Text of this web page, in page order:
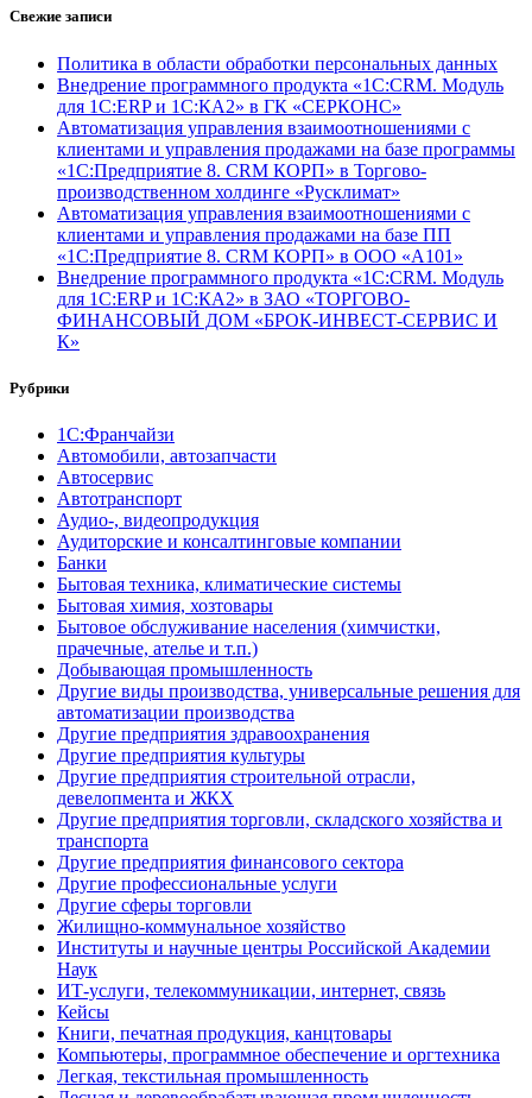
Свежие записи
Политика в области обработки персональных данных
Внедрение программного продукта «1С:CRM. Модуль
для 1С:ERP и 1С:КА2» в ГК «СЕРКОНС»
Автоматизация управления взаимоотношениями с
клиентами и управления продажами на базе программы
«1С:Предприятие 8. CRM КОРП» в Торгово-
производственном холдинге «Русклимат»
Автоматизация управления взаимоотношениями с
клиентами и управления продажами на базе ПП
«1С:Предприятие 8. CRM КОРП» в ООО «А101»
Внедрение программного продукта «1С:CRM. Модуль
для 1С:ERP и 1С:КА2» в ЗАО «ТОРГОВО-
ФИНАНСОВЫЙ ДОМ «БРОК-ИНВЕСТ-СЕРВИС И
К»
Рубрики
1С:Франчайзи
Автомобили, автозапчасти
Автосервис
Автотранспорт
Аудио-, видеопродукция
Аудиторские и консалтинговые компании
Банки
Бытовая техника, климатические системы
Бытовая химия, хозтовары
Бытовое обслуживание населения (химчистки,
прачечные, ателье и т.п.)
Добывающая промышленность
Другие виды производства, универсальные решения для
автоматизации производства
Другие предприятия здравоохранения
Другие предприятия культуры
Другие предприятия строительной отрасли,
девелопмента и ЖКХ
Другие предприятия торговли, складского хозяйства и
транспорта
Другие предприятия финансового сектора
Другие профессиональные услуги
Другие сферы торговли
Жилищно-коммунальное хозяйство
Институты и научные центры Российской Академии
Наук
ИТ-услуги, телекоммуникации, интернет, связь
Кейсы
Книги, печатная продукция, канцтовары
Компьютеры, программное обеспечение и оргтехника
Легкая, текстильная промышленность